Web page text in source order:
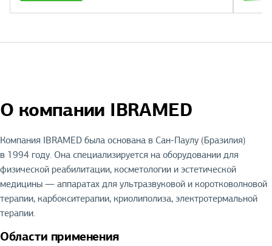
О компании IBRAMED
Компания IBRAMED была основана в Сан-Паулу (Бразилия)
в 1994 году. Она специализируется на оборудовании для
физической реабилитации, косметологии и эстетической
медицины — аппаратах для ультразвуковой и коротковолновой
терапии, карбокситерапии, криолиполиза, электротермальной
терапии.
Области применения